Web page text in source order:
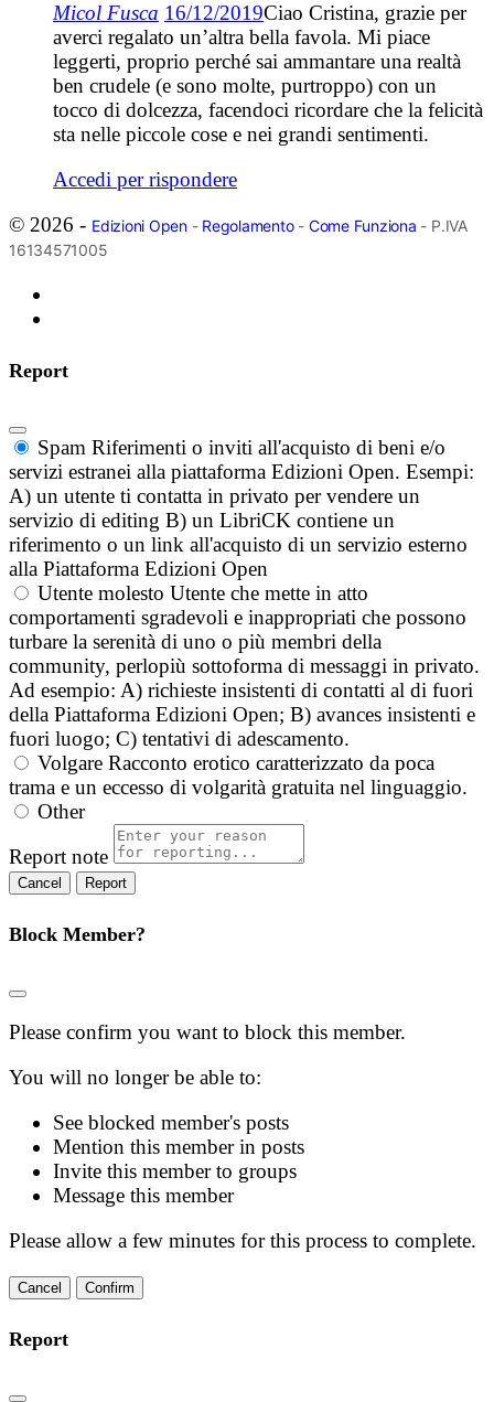
Micol Fusca 16/12/2019Ciao Cristina, grazie per
averci regalato un’altra bella favola. Mi piace
leggerti, proprio perché sai ammantare una realtà
ben crudele (e sono molte, purtroppo) con un
tocco di dolcezza, facendoci ricordare che la felicità
sta nelle piccole cose e nei grandi sentimenti.
Accedi per rispondere
© 2026 - Edizioni Open- Regolamento- Come Funziona - P.IVA
16134571005
Report
Spam Riferimenti o inviti all'acquisto di beni e/o
servizi estranei alla piattaforma Edizioni Open. Esempi:
A) un utente ti contatta in privato per vendere un
servizio di editing B) un LibriCK contiene un
riferimento o un link all'acquisto di un servizio esterno
alla Piattaforma Edizioni Open
Utente molesto Utente che mette in atto
comportamenti sgradevoli e inappropriati che possono
turbare la serenità di uno o più membri della
community, perlopiù sottoforma di messaggi in privato.
Ad esempio: A) richieste insistenti di contatti al di fuori
della Piattaforma Edizioni Open; B) avances insistenti e
fuori luogo; C) tentativi di adescamento.
Volgare Racconto erotico caratterizzato da poca
trama e un eccesso di volgarità gratuita nel linguaggio.
Other
Report note
Report
Block Member?
Please confirm you want to block this member.
You will no longer be able to:
See blocked member's posts
Mention this member in posts
Invite this member to groups
Message this member
Please allow a few minutes for this process to complete.
Confirm
Report